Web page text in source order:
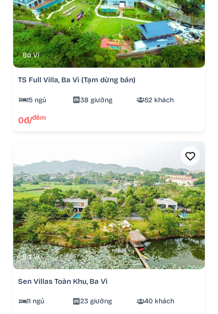
Ba Vì
TS Full Villa, Ba Vì (Tạm dừng bán)
15 ngủ 38 giường 52 khách
0đ/đêm
Ba Vì
Sen Villas Toàn Khu, Ba Vì
11 ngủ 23 giường 40 khách